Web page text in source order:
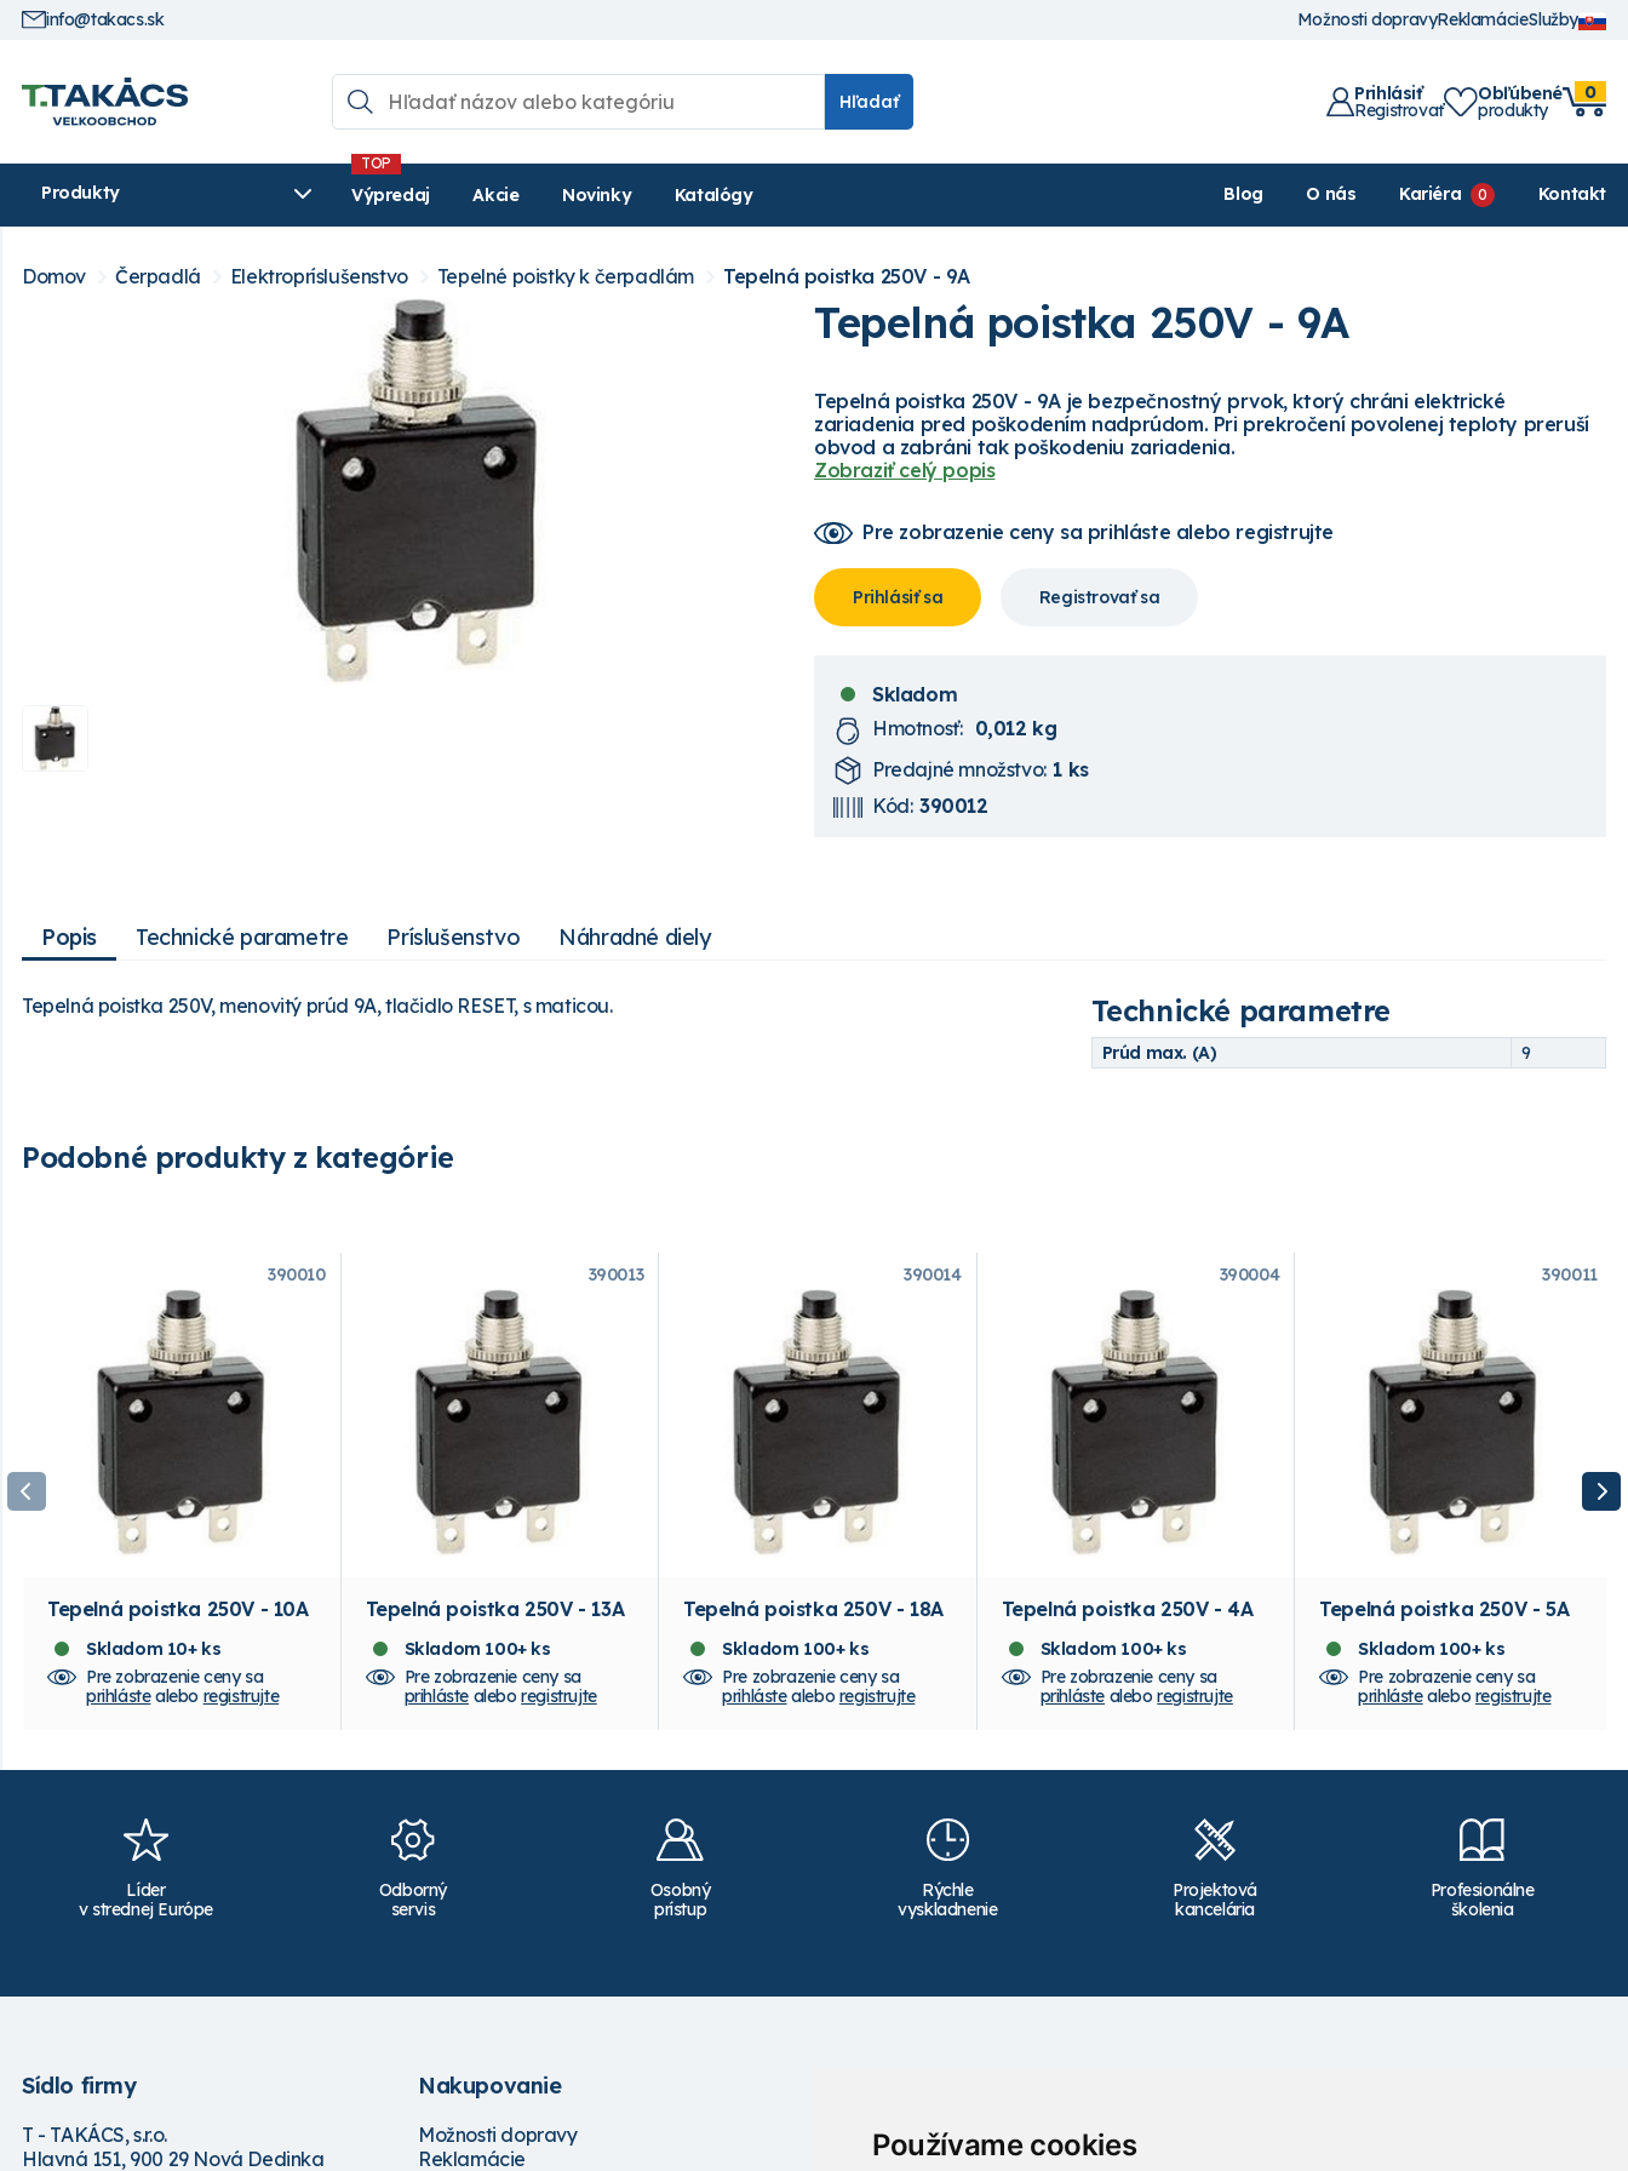
Používame cookies
info@takacs.sk Možnosti dopravyReklamácieSlužby
Hľadať Prihlásiť
Registrovať
Obľúbené
produkty
0
Produkty Výpredaj Akcie Novinky Katalógy Blog O nás Kariéra Kontakt
Domov Čerpadlá Elektropríslušenstvo Tepelné poistky k čerpadlám Tepelná poistka 250V - 9A
Tepelná poistka 250V - 9A
Tepelná poistka 250V - 9A je bezpečnostný prvok, ktorý chráni elektrické
zariadenia pred poškodením nadprúdom. Pri prekročení povolenej teploty preruší
obvod a zabráni tak poškodeniu zariadenia.
Zobraziť celý popis
Pre zobrazenie ceny sa prihláste alebo registrujte
Prihlásiť sa Registrovať sa
Skladom
Hmotnosť: 0,012 kg
Predajné množstvo: 1 ks
Kód: 390012
Popis
Tepelná poistka 250V, menovitý prúd 9A, tlačidlo RESET, s maticou. Technické parametre
Prúd max. (A) 9
Technické parametre Príslušenstvo Náhradné diely
Podobné produkty z kategórie
390010
Tepelná poistka 250V - 10A
Skladom 10+ ks
Pre zobrazenie ceny sa
prihlástealebo registrujte
390013
Tepelná poistka 250V - 13A
Skladom 100+ ks
Pre zobrazenie ceny sa
prihlástealeboregistrujte
390014
Tepelná poistka 250V - 18A
Skladom 100+ ks
Pre zobrazenie ceny sa
prihlástealebo registrujte
390004
Tepelná poistka 250V - 4A
Skladom 100+ ks
Pre zobrazenie ceny sa
prihláste aleboregistrujte
390011
Tepelná poistka 250V - 5A
Skladom 100+ ks
Pre zobrazenie ceny sa
prihlástealebo registrujte
Líder
v strednej Európe
Odborný
servis
Osobný
prístup
Rýchle
vyskladnenie
Projektová
kancelária
Profesionálne
školenia
Sídlo firmy
T - TAKÁCS, s.r.o.
Hlavná 151, 900 29 Nová Dedinka
Nakupovanie
Možnosti dopravy
Reklamácie
Školenia